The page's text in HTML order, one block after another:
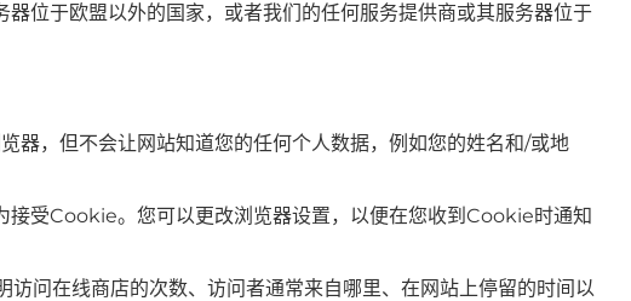
位于欧盟以外的国家，或者我们的任何服务提供商或其服务器位于
，但不会让网站知道您的任何个人数据，例如您的姓名和/或地
受Cookie。您可以更改浏览器设置，以便在您收到Cookie时通知
问在线商店的次数、访问者通常来自哪里、在网站上停留的时间以